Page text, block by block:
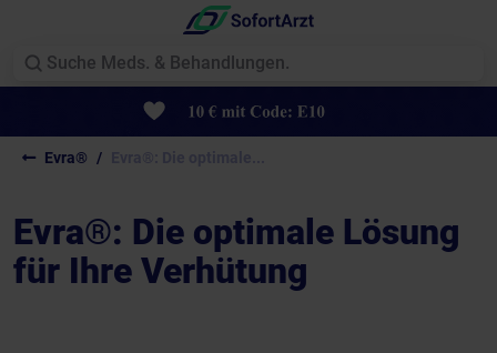
Evra®
Evra®: Die optimale Lösung
für Ihre Verhütung